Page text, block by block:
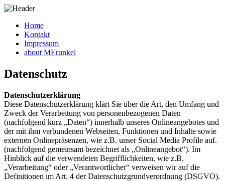
Home
Kontakt
Impressum
about MErunkel
Datenschutz
Datenschutzerklärung
Diese Datenschutzerklärung klärt Sie über die Art, den Umfang und
Zweck der Verarbeitung von personenbezogenen Daten
(nachfolgend kurz „Daten“) innerhalb unseres Onlineangebotes und
der mit ihm verbundenen Webseiten, Funktionen und Inhalte sowie
externen Onlinepräsenzen, wie z.B. unser Social Media Profile auf.
(nachfolgend gemeinsam bezeichnet als „Onlineangebot“). Im
Hinblick auf die verwendeten Begrifflichkeiten, wie z.B.
„Verarbeitung“ oder „Verantwortlicher“ verweisen wir auf die
Definitionen im Art. 4 der Datenschutzgrundverordnung (DSGVO).